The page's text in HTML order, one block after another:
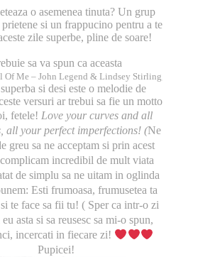
o asemenea tinuta? Un grup
si un frappucino pentru a te
zile superbe, pline de soare!
sa va spun ca aceasta
Of Me – John Legend & Lindsey Stirling
si desi este o melodie de
versuri ar trebui sa fie un motto
fetele! Love your curves and all
all your perfect imperfections!(Ne
greu sa ne acceptam si prin acest
incredibil de mult viata
de simplu sa ne uitam in oglinda
Esti frumoasa, frumusetea ta
te face sa fii tu! ( Sper ca intr-o zi
asta si sa reusesc sa mi-o spun,
incercati in fiecare zi!
Pupicei!